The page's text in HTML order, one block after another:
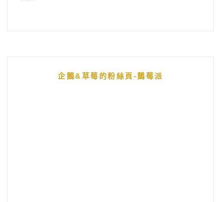
企鵝&草莓的粉絲頁-鵝莓派